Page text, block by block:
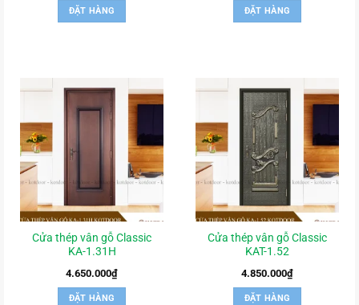
ĐẶT HÀNG ĐẶT HÀNG
Cửa thép vân gỗ Classic
KA-1.31H
4.650.000₫
ĐẶT HÀNG
Cửa thép vân gỗ Classic
KAT-1.52
4.850.000₫
ĐẶT HÀNG